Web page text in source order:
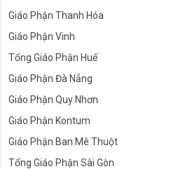
Giáo Phận Thanh Hóa
Giáo Phận Vinh
Tổng Giáo Phận Huế
Giáo Phận Đà Nẵng
Giáo Phận Quy Nhơn
Giáo Phận Kontum
Giáo Phận Ban Mê Thuột
Tổng Giáo Phận Sài Gòn